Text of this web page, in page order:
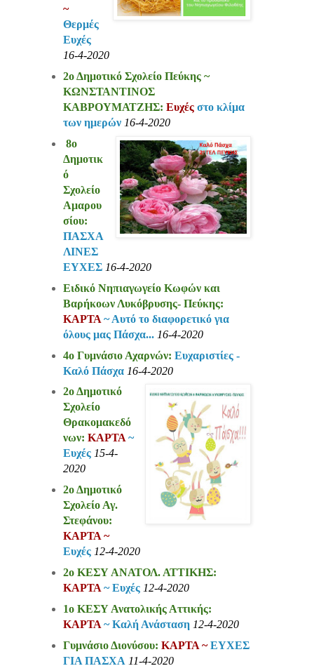
~
Θερμές
Ευχές
16-4-2020
2ο Δημοτικό Σχολείο Πεύκης ~
ΚΩΝΣΤΑΝΤΙΝΟΣ
ΚΑΒΡΟΥΜΑΤΖΗΣ: Ευχές στο κλίμα
των ημερών 16-4-2020
8ο
Δημοτικ
ό
Σχολείο
Αμαρου
σίου:
ΠΑΣΧΑ
ΛΙΝΕΣ
ΕΥΧΕΣ 16-4-2020
Ειδικό Νηπιαγωγείο Κωφών και
Βαρήκοων Λυκόβρυσης- Πεύκης:
ΚΑΡΤΑ ~ Αυτό το διαφορετικό για
όλους μας Πάσχα... 16-4-2020
4ο Γυμνάσιο Αχαρνών: Ευχαριστίες -
Καλό Πάσχα 16-4-2020
2ο Δημοτικό
Σχολείο
Θρακομακεδό
νων: ΚΑΡΤΑ~
Ευχές 15-4-
2020
2ο Δημοτικό
Σχολείο Αγ.
Στεφάνου:
ΚΑΡΤΑ ~
Ευχές 12-4-2020
2ο ΚΕΣΥ ΑΝΑΤΟΛ. ΑΤΤΙΚΗΣ:
ΚΑΡΤΑ ~ Ευχές 12-4-2020
1ο ΚΕΣΥ Ανατολικής Αττικής:
ΚΑΡΤΑ ~ Καλή Ανάσταση 12-4-2020
Γυμνάσιο Διονύσου: ΚΑΡΤΑ ~ΕΥΧΕΣ
ΓΙΑ ΠΑΣΧΑ 11-4-2020